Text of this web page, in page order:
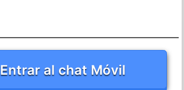
Entrar al chat Móvil